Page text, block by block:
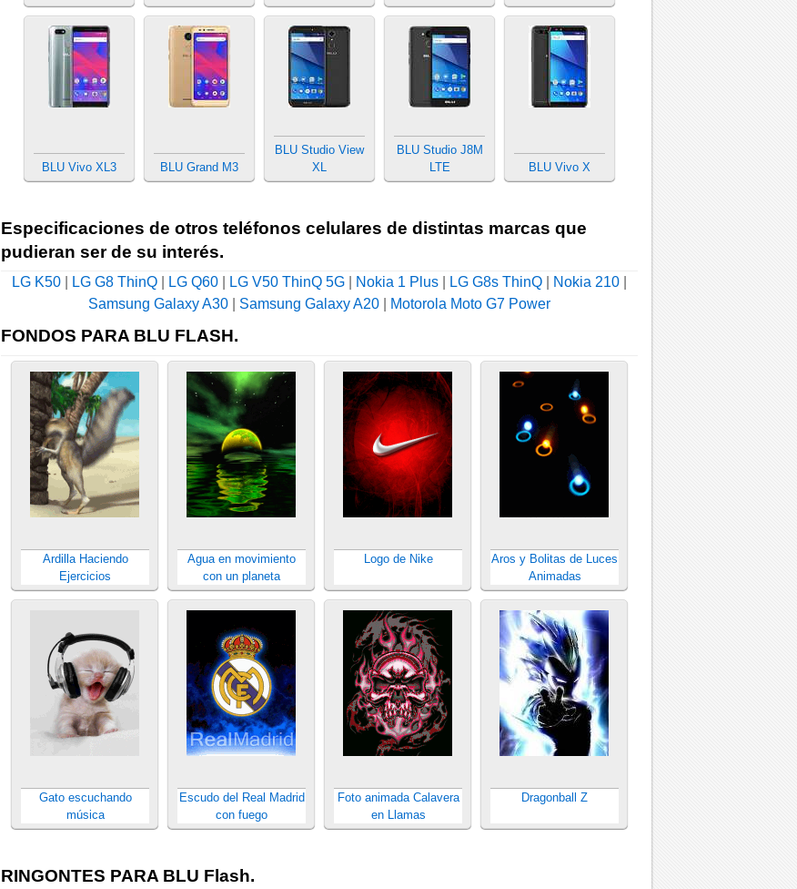
BLU Vivo XL3 BLU Grand M3
BLU Studio View
XL
BLU Studio J8M
LTE
BLU Vivo X
Especificaciones de otros teléfonos celulares de distintas marcas que
pudieran ser de su interés.
LG K50 LG G8 ThinQ LG Q60 LG V50 ThinQ 5G Nokia 1 Plus LG G8s ThinQ Nokia 210
Samsung Galaxy A30
Samsung Galaxy A20 Motorola Moto G7 Power
FONDOS PARA BLU FLASH.
Ardilla Haciendo
Ejercicios
Agua en movimiento
con un planeta
Logo de Nike
Aros y Bolitas de Luces
Animadas
Gato escuchando
música
Escudo del Real Madrid
con fuego
Foto animada Calavera
en Llamas
Dragonball Z
RINGONTES PARA BLU Flash.